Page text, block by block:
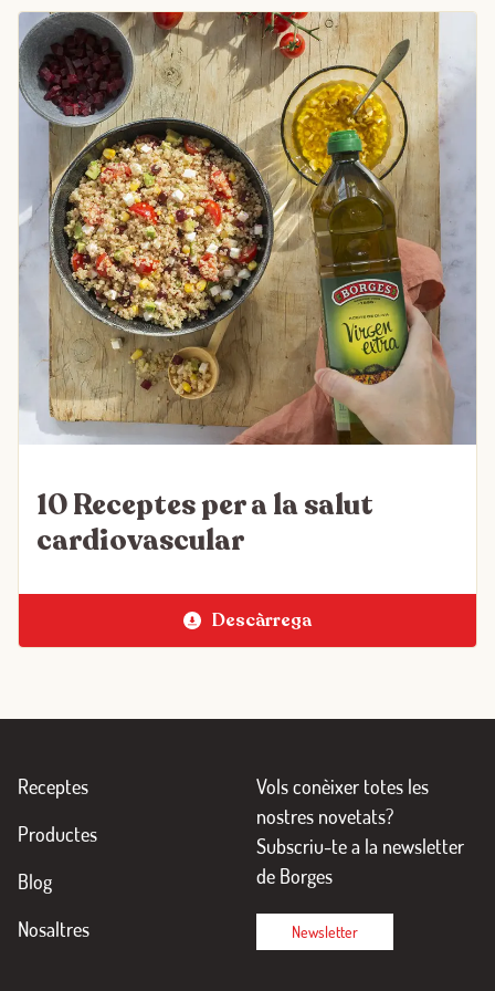
10 Receptes per a la salut
cardiovascular
Descàrrega
Receptes
Productes
Blog
Nosaltres
Vols conèixer totes les
nostres novetats?
Subscriu-te a la newsletter
de Borges
Newsletter